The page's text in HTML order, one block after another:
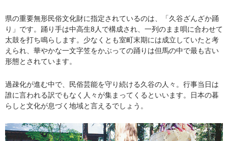
県の重要無形民俗文化財に指定されているのは、「久谷ざんざか踊
り」です。踊り手は中高生8人で構成され、一列のまま唄に合わせて
太鼓を打ち鳴らします。少なくとも室町末期には成立していたと考
えられ、華やかな一文字笠をかぶっての踊りは但馬の中で最も古い
形態とされています。
過疎化が進む中で、民俗芸能を守り続ける久谷の人々。行事当日は
誰に言われる訳でもなく人々が集まってくるといいます。日本の暮
らしと文化が息づく地域と言えるでしょう。